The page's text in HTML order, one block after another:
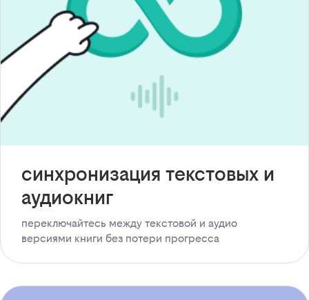
синхронизация текстовых и
аудиокниг
переключайтесь между текстовой и аудио
версиями книги без потери прогресса